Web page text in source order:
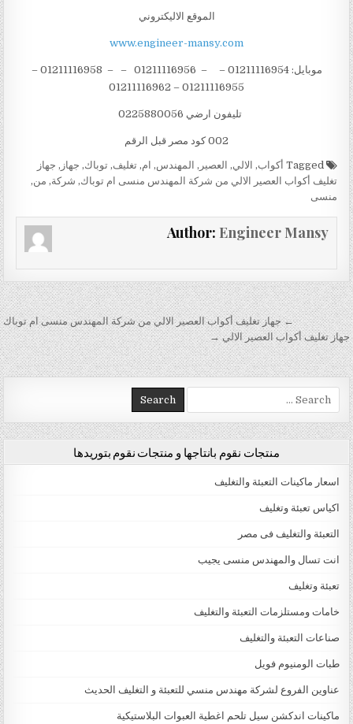
الموقع الاليكتروني
www.engineer-mansy.com
موبايل: 01211116954 – – 01211116956 – – 01211116958 –
01211116955 – 01211116962
تليفون ارضي 0225880056
002 كود مصر قبل الرقم
Tagged أكواب, الالي, العصير , المهندس, ام,تغليف,توباك, جهاز , جهاز
تغليف أكواب العصير الالي من شركة المهندس منسى ام توباك, شركة, من,
منسى
Author: Engineer Mansy
تصفّح المقالات
← جهاز تغليف أكواب العصير الالي من شركة المهندس منسى ام توباك
جهاز تغليف أكواب العصير الالي →
Search for:
منتجات نقوم بانتاجها و منتجات نقوم بتوريدها
اسعار ماكينات التعبئة والتغليف
اكياس تعبئة وتغليف
التعبئة والتغليف فى مصر
انت تسال والمهندس منسى يجيب
تعبئة وتغليف
خامات ومستلزمات التعبئة والتغليف
صناعات التعبئة والتغليف
طبات الومنيوم فويل
عناوين الفروع لشركة مهندس منسي للتعبئة و التغليف الحديث
ماكينات اندكشن سيل تلحم اغطية العبوات البلاستيكية